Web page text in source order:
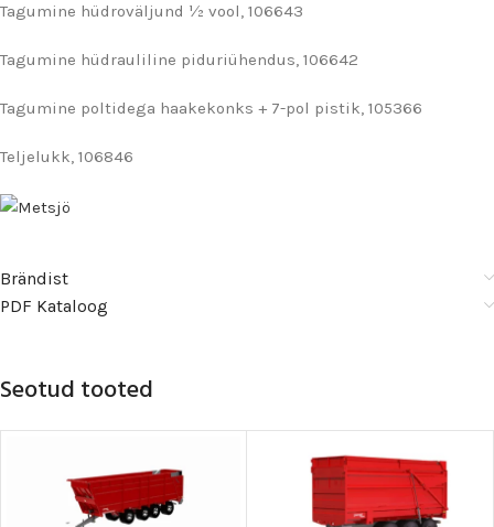
Tagumine hüdroväljund ½ vool, 106643
Tagumine hüdrauliline piduriühendus, 106642
Tagumine poltidega haakekonks + 7-pol pistik, 105366
Teljelukk, 106846
Brändist
PDF Kataloog
Seotud tooted